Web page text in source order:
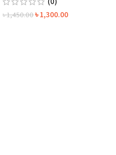
৳1,450.00৳1,300.00